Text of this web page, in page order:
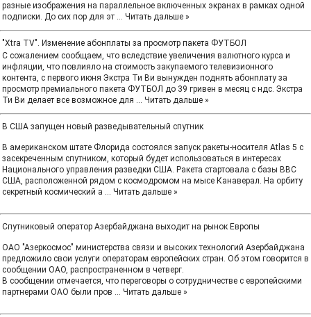
разные изображения на параллельное включенных экранах в рамках одной
подписки. До сих пор для эт ... Читать дальше »
"Xtra TV". Изменение абонплаты за просмотр пакета ФУТБОЛ
С сожалением сообщаем, что вследствие увеличения валютного курса и
инфляции, что повлияло на стоимость закупаемого телевизионного
контента, с первого июня Экстра Ти Ви вынужден поднять абонплату за
просмотр премиального пакета ФУТБОЛ до 39 гривен в месяц с ндс. Экстра
Ти Ви делает все возможное для ... Читать дальше »
В США запущен новый разведывательный спутник
В американском штате Флорида состоялся запуск ракеты-носителя Atlas 5 с
засекреченным спутником, который будет использоваться в интересах
Национального управления разведки США. Ракета стартовала с базы ВВС
США, расположенной рядом с космодромом на мысе Канаверал. На орбиту
секретный космический а ... Читать дальше »
Спутниковый оператор Азербайджана выходит на рынок Европы
ОАО "Азеркосмос" министерства связи и высоких технологий Азербайджана
предложило свои услуги операторам европейских стран. Об этом говорится в
сообщении ОАО, распространенном в четверг.
В сообщении отмечается, что переговоры о сотрудничестве с европейскими
партнерами ОАО были пров ... Читать дальше »